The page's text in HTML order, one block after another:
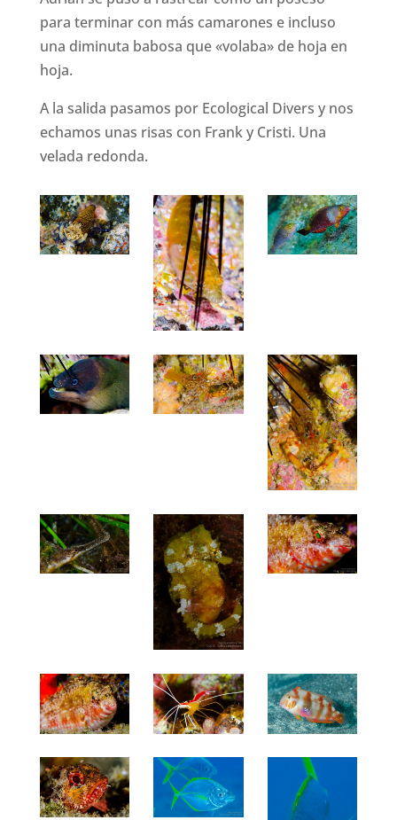
para terminar con más camarones e incluso
una diminuta babosa que «volaba» de hoja en
hoja.
A la salida pasamos por Ecological Divers y nos
echamos unas risas con Frank y Cristi. Una
velada redonda.